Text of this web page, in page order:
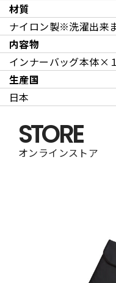
材質
ナイロン製※洗濯出来
内容物
インナーバッグ本体×
生産国
日本
STORE
オンラインストア